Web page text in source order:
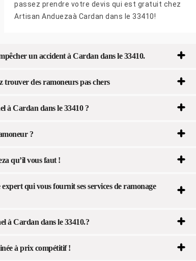
passez prendre votre devis qui est gratuit chez
Artisan Anduezaà Cardan dans le 33410!
un accident à Cardan dans le 33410.
trouver des ramoneurs pas chers
à Cardan dans le 33410 ?
?
qu’il vous faut !
qui vous fournit ses services de ramonage
à Cardan dans le 33410.?
à prix compétitif !